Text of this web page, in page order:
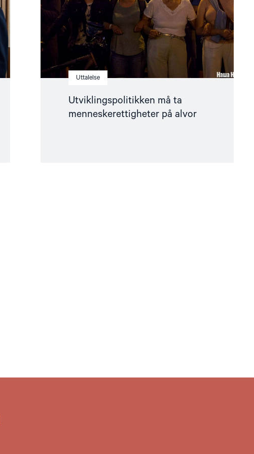
Uttalelse
Utviklingspolitikken må ta
menneskerettigheter på alvor